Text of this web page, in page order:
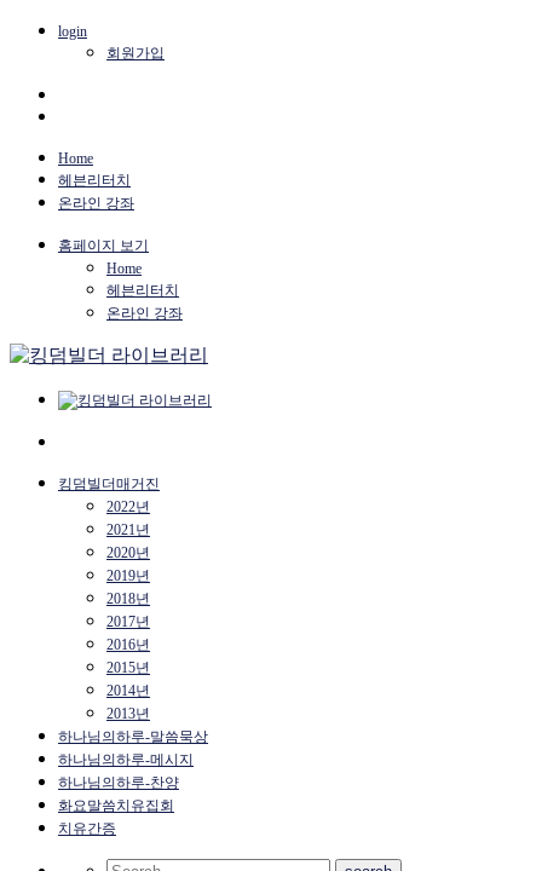
login
회원가입
Home
헤븐리터치
온라인 강좌
홈페이지 보기
Home
헤븐리터치
온라인 강좌
킹덤빌더매거진
2022년
2021년
2020년
2019년
2018년
2017년
2016년
2015년
2014년
2013년
하나님의하루-말씀묵상
하나님의하루-메시지
하나님의하루-찬양
화요말씀치유집회
치유간증